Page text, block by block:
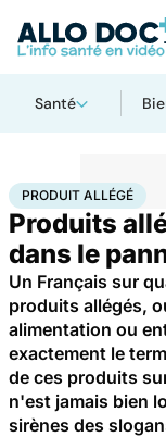
Santé
AccueilSanté Produit
PRODUIT ALLÉGÉ
Produits
dans le
Un Français sur
produits allégés,
alimentation ou
exactement le
de ces produits
n'est jamais bien
sirènes des